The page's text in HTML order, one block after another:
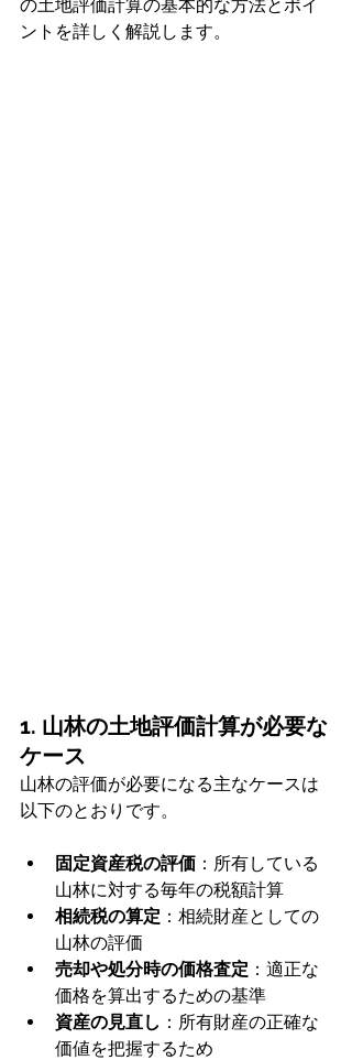
の土地評価計算の基本的な方法とポイ
ントを詳しく解説します。
1. 山林の土地評価計算が必要な
ケース
山林の評価が必要になる主なケースは
以下のとおりです。
固定資産税の評価 ：所有している
山林に対する毎年の税額計算
相続税の算定 ：相続財産としての
山林の評価
売却や処分時の価格査定 ：適正な
価格を算出するための基準
資産の見直し ：所有財産の正確な
価値を把握するため